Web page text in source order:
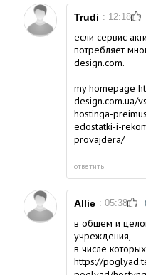
Trudi : 12:18
если сервис
потребляет
design.com.
my homepage
design.com.ua/
hostinga-
edostatki-i-
provajdera/
ответить
Allie : 05:38
в общем и
учреждения,
в числе
https://